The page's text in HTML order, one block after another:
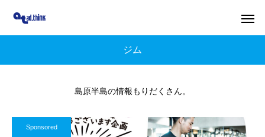
ジム
島原半島の情報もりだくさん。
Sponsored